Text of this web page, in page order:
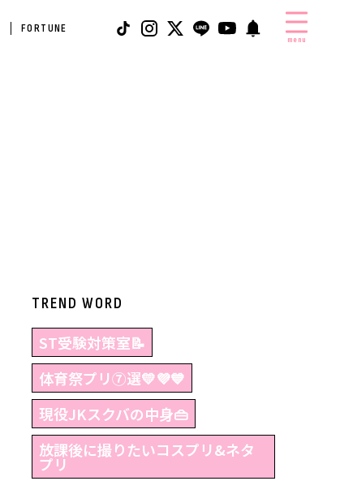
FORTUNE
menu
TREND WORD
ST受験対策室📝
体育祭プリ⑦選💛💜💙
現役JKスクバの中身👜
放課後に撮りたいコスプリ&ネタ
プリ